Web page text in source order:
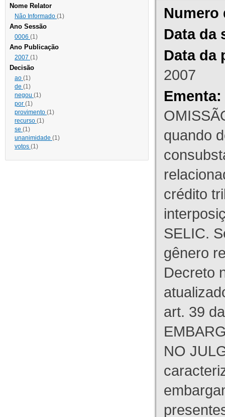
Nome Relator
Não Informado (1)
Ano Sessão
0006 (1)
Ano Publicação
2007 (1)
Decisão
ao (1)
de (1)
negou (1)
por (1)
provimento (1)
recurso (1)
se (1)
unanimidade (1)
votos (1)
Numero
Data da
Data da
2007
Ementa:
quando
crédito
SELIC.
gênero
Decreto
art. 39
NO